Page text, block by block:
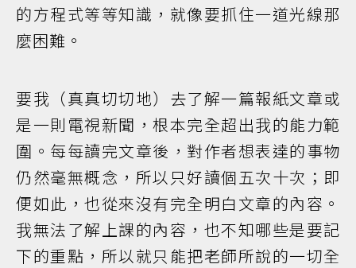
的方程式等等知識，就像要抓住一道光線那
麼困難。
要我（真真切切地）去了解一篇報紙文章或
是一則電視新聞，根本完全超出我的能力範
圍。每每讀完文章後，對作者想表達的事物
仍然毫無概念，所以只好讀個五次十次；即
便如此，也從來沒有完全明白文章的內容。
我無法了解上課的內容，也不知哪些是要記
下的重點，所以就只能把老師所說的一切全